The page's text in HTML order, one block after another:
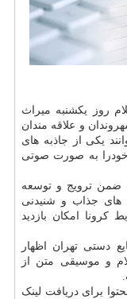
روز یکشنبه میراث
و علاقه مندان
یکی از جاذبه های
خودرا به صورت صوتی
ضمن ترویج و توسعه
های جذاب و شنیدنی
امکان بازدید
دستی تهران اظهار
و موسیقی متن از
برای دریافت لینک